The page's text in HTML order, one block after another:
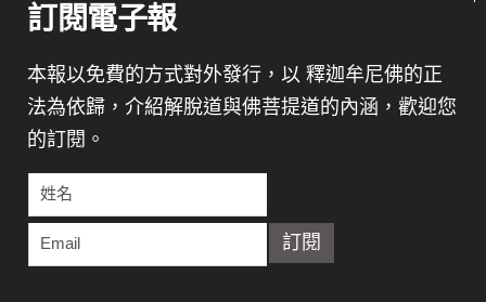
訂閱電子報
本報以免費的方式對外發行，以 釋迦牟尼佛的正
法為依歸，介紹解脫道與佛菩提道的內涵，歡迎您
的訂閱。